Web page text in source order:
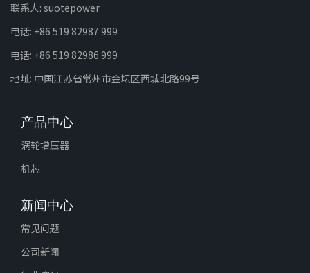
联系人: suotepower
电话: +86 519 82987 999
电话: +86 519 82986 999
地址: 中国江苏省常州市金坛区西城北路99号
产品中心
涡轮增压器
机芯
新闻中心
常见问题
公司新闻